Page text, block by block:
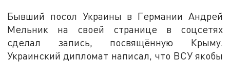
Бывший посол Украины в Германии Андрей
Мельник на своей странице в соцсетях
сделал запись, посвящённую Крыму.
Украинский дипломат написал, что ВСУ якобы